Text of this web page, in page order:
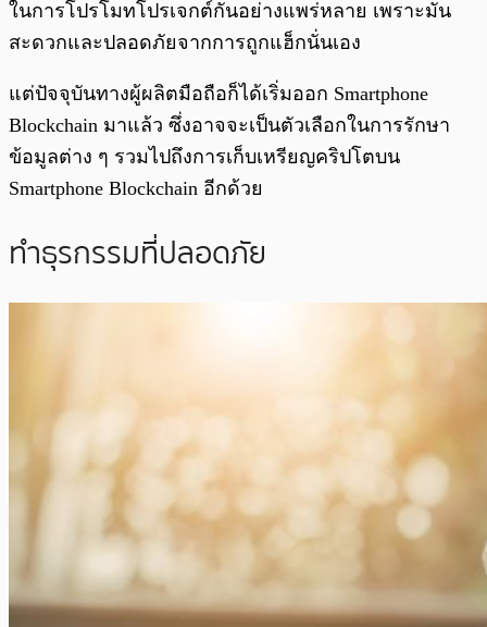
ในการโปรโมทโปรเจกต์กันอย่างแพร่หลาย เพราะมัน
สะดวกและปลอดภัยจากการถูกแฮ็กนั่นเอง
แต่ปัจจุบันทางผู้ผลิตมือถือก็ได้เริ่มออก Smartphone
Blockchain มาแล้ว ซึ่งอาจจะเป็นตัวเลือกในการรักษา
ข้อมูลต่าง ๆ รวมไปถึงการเก็บเหรียญคริปโตบน
Smartphone Blockchain อีกด้วย
ทำธุรกรรมที่ปลอดภัย